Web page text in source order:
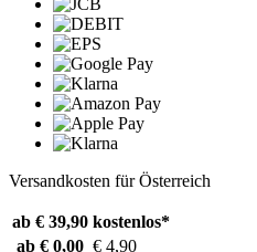
Versandkosten für Österreich
ab € 39,90 kostenlos*
ab € 0,00 € 4,90